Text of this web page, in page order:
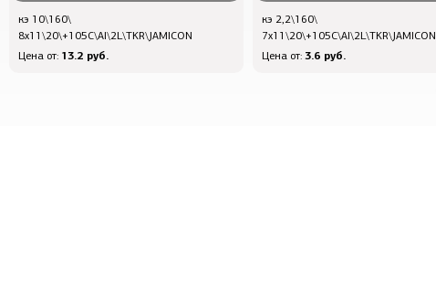
кэ 10\160\
8x11\20\+105C\Al\2L\TKR\JAMICON
Цена от: 13.2 руб.
кэ 2,2\160\
7x11\20\+105C\Al\2L\TKR\JAMICON
Цена от: 3.6 руб.